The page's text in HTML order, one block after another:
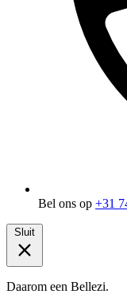
Bel ons op +31
Sluit
Daarom een Bellezi.